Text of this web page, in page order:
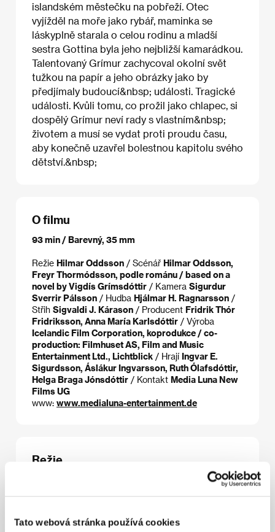
Tato webová stránka používá cookies
islandském městečku na pobřeží. Otec
vyjížděl na moře jako rybář, maminka se
láskyplně starala o celou rodinu a mladší
sestra Gottina byla jeho nejbližší kamarádkou.
Talentovaný Grímur zachycoval okolní svět
tužkou na papír a jeho obrázky jako by
předjímaly budoucí&nbsp; události. Tragické
události. Kvůli tomu, co prožil jako chlapec, si
dospělý Grímur neví rady s vlastním&nbsp;
životem a musí se vydat proti proudu času,
aby konečně uzavřel bolestnou kapitolu svého
dětství.&nbsp;
O filmu
93 min / Barevný, 35 mm
Režie Hilmar Oddsson / Scénář Hilmar Oddsson,
Freyr Thormódsson, podle románu / based on a
novel by Vigdís Grímsdóttir / Kamera Sigurdur
Sverrir Pálsson / Hudba Hjálmar H. Ragnarsson /
Střih Sigvaldi J. Kárason / Producent Fridrik Thór
Fridriksson, Anna María Karlsdóttir / Výroba
Icelandic Film Corporation, koprodukce / co-
production: Filmhuset AS, Film and Music
Entertainment Ltd., Lichtblick / Hrají Ingvar E.
Sigurdsson, Áslákur Ingvarsson, Ruth Ólafsdóttir,
Helga Braga Jónsdóttir / Kontakt Media Luna New
Films UG
www: www.medialuna-entertainment.de
Režie